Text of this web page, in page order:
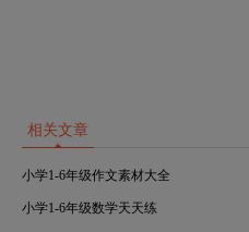
相关文章
小学1-6年级作文素材大全
小学1-6年级数学天天练